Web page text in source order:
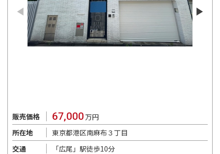
販売価格 67,000 万円
所在地
東京都港区南麻布３丁目
交通
「広尾」駅徒歩10分